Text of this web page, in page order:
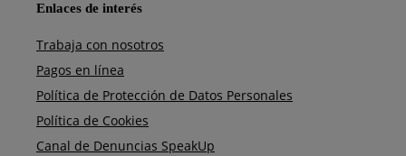
Enlaces de interés
Trabaja con nosotros
Pagos en línea
Política de Protección de Datos Personales
Política de Cookies
Canal de Denuncias SpeakUp